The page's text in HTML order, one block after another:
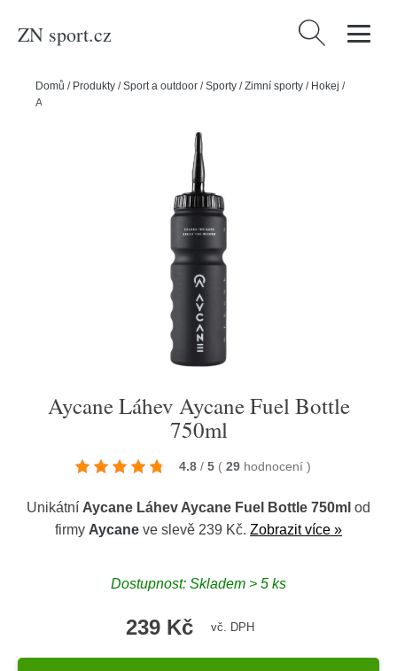
ZN sport.cz Vyhledávání
Domů / Produkty /Sport a outdoor /Sporty /Zimní sporty / Hokej /
Aycane Láhev Aycane Fuel Bottle 750ml
Aycane Láhev Aycane Fuel Bottle
750ml
4.8 / 5 ( 29 hodnocení )
Unikátní Aycane Láhev Aycane Fuel Bottle 750ml od
firmy Aycane ve slevě 239 Kč. Zobrazit více »
Dostupnost: Skladem > 5 ks
239 Kč vč. DPH